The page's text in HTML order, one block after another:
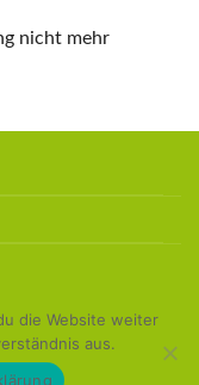
nicht mehr
die Website weiter
aus.